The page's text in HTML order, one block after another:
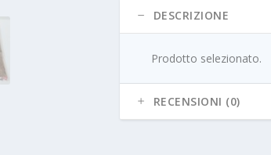
DESCRIZIONE
Prodotto selezionato.
RECENSIONI (0)